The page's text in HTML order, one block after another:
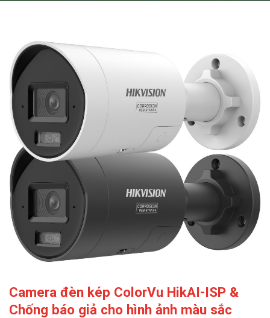
Camera đèn kép ColorVu HikAI-ISP &
Chống báo giả cho hình ảnh màu sắc